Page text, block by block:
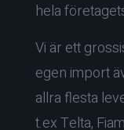
hela
Vi är ett
egen import
allra flesta
t.ex Telta,